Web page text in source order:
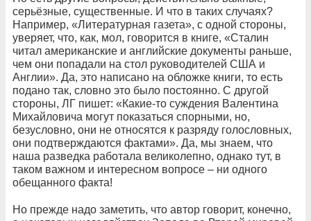
серьёзные, существенные. И что в таких случаях?
Например, «Литературная газета», с одной стороны,
уверяет, что, как, мол, говорится в книге, «Сталин
читал американские и английские документы раньше,
чем они попадали на стол руководителей США и
Англии». Да, это написано на обложке книги, то есть
подано так, словно это было постоянно. С другой
стороны, ЛГ пишет: «Какие-то суждения Валентина
Михайловича могут показаться спорными, но,
безусловно, они не относятся к разряду голословных,
они подтверждаются фактами». Да, мы знаем, что
наша разведка работала великолепно, однако тут, в
таком важном и интересном вопросе – ни одного
обещанного факта!
Но прежде надо заметить, что автор говорит, конечно,